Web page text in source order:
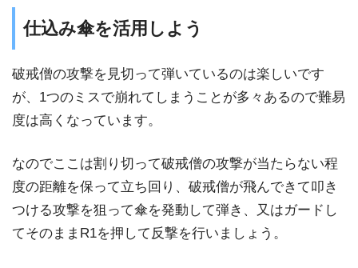
仕込み傘を活用しよう
破戒僧の攻撃を見切って弾いているのは楽しいです
が、1つのミスで崩れてしまうことが多々あるので難易
度は高くなっています。
なのでここは割り切って破戒僧の攻撃が当たらない程
度の距離を保って立ち回り、破戒僧が飛んできて叩き
つける攻撃を狙って傘を発動して弾き、又はガードし
てそのままR1を押して反撃を行いましょう。